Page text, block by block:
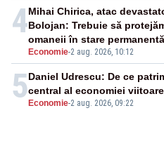
4
Economie-2 aug. 2026, 10:12
Mihai Chirica, atac
Bolojan: Trebuie să
omaneii în stare
5 Economie-2 aug. 2026, 09:22
Daniel Udrescu: De ce
central al economiei